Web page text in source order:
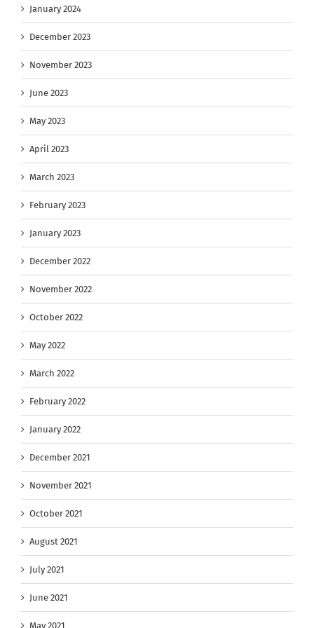
January 2024
December 2023
November 2023
June 2023
May 2023
April 2023
March 2023
February 2023
January 2023
December 2022
November 2022
October 2022
May 2022
March 2022
February 2022
January 2022
December 2021
November 2021
October 2021
August 2021
July 2021
June 2021
May 2021